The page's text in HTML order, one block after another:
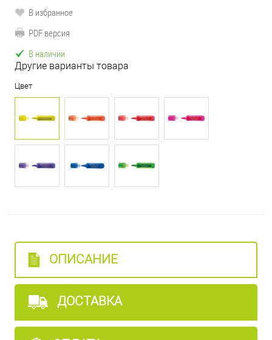
В избранное
PDF версия
В наличии
Другие варианты товара
Цвет
ОПИСАНИЕ
ДОСТАВКА